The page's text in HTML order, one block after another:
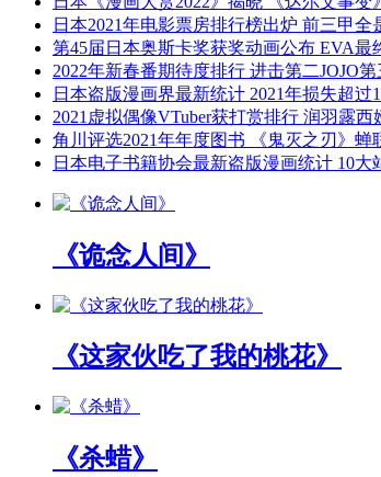
日本2021年电影票房排行榜出炉 前三甲全
第45届日本奥斯卡奖获奖动画公布 EVA最
2022年新春番期待度排行 进击第二JOJO第
日本盗版漫画界最新统计 2021年损失超过
2021虚拟偶像VTuber获打赏排行 润羽露西
角川评选2021年年度图书 《鬼灭之刃》蝉
日本电子书籍协会最新盗版漫画统计 10大
《诡念人间》
《这家伙吃了我的桃花》
《杀蜡》